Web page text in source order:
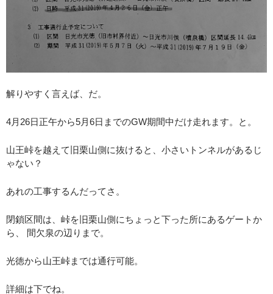
解りやすく言えば、だ。
4月26日正午から5月6日までのGW期間中だけ走れます。と。
山王峠を越えて旧栗山側に抜けると、小さいトンネルがあるじ
ゃない？
あれの工事するんだってさ。
閉鎖区間は、峠を旧栗山側にちょっと下った所にあるゲートか
ら、 間欠泉の辺りまで。
光徳から山王峠までは通行可能。
詳細は下でね。